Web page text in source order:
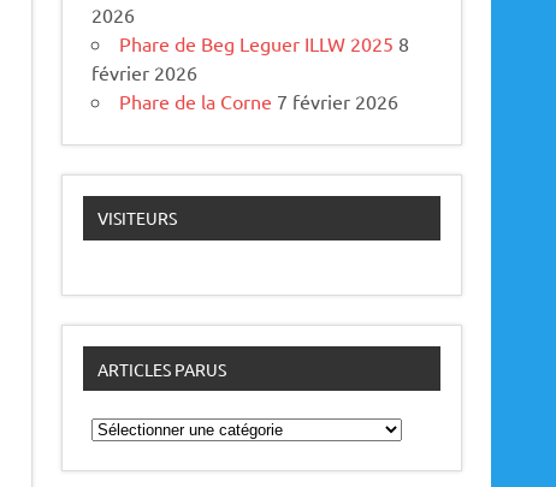
2026
Phare de Beg Leguer ILLW 2025 8
février 2026
Phare de la Corne 7 février 2026
VISITEURS
ARTICLES PARUS
A
r
t